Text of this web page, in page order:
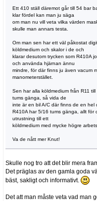
Ett 410 ställ däremot går till 54 bar
klar fördel kan man ju säga
om man nu vill veta vilka värden
skulle man annars testa.
Om man sen har ett väl påkostat
köldmedium och skalor i de och
klarar desutom trycken som R410A
och använda hjärnan ännu
mindre, för där finns ju även vacum
manometerstället.
Sen har alla köldmedium från R11
tums gänga, så vida de
inte är en bil A/C där finns de en hel
R410A har 5/16 tums gänga, allt
utrustning till ett
köldmedium med mycke högre
Va de nått mer Knut!
Skulle nog tro att det blir mera
Det präglas av den gamla goda
bäst, sakligt och informativt.
Det att man måste veta vad man